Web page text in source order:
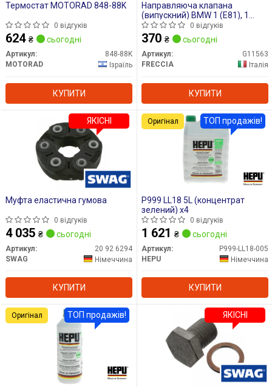
Термостат MOTORAD 848-88K
0 відгуків
624 ₴ сьогодні
Артикул:
848-88K
MOTORAD
Ізраїль
КУПИТИ
Направляюча клапана
(випускний) BMW 1 (E81), 1
(E82), 1 (E87), 1 (E88), 1 (F20), 1
(F21), 1 (F40), 2 (F22, F87), 2
(F23), 2 (F45), 2 (G42, G87), 2
GRAN COUPE (F44) 1.5-3.0H
09.04-
0 відгуків
370 ₴ сьогодні
Артикул:
G11563
FRECCIA
Італія
КУПИТИ
Муфта еластична гумова
0 відгуків
4 035 ₴ сьогодні
Артикул:
20 92 6294
SWAG
Німеччина
КУПИТИ
ЯКІСНІ
P999 LL18 5L (концентрат
зелений) x4
0 відгуків
1 621 ₴ сьогодні
Артикул:
P999-LL18-005
HEPU
Німеччина
КУПИТИ
ТОП продажів!
Оригінал
ТОП продажів!
Оригінал ЯКІСНІ